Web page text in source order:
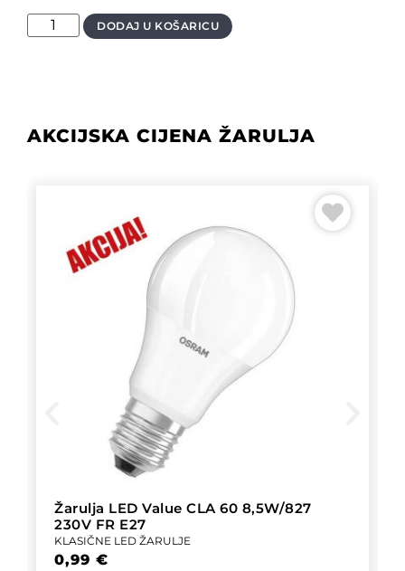
DODAJ U KOŠARICU
AKCIJSKA CIJENA ŽARULJA
Žarulja LED Value CLA 60 8,5W/827
230V FR E27
KLASIČNE LED ŽARULJE
0,99 €